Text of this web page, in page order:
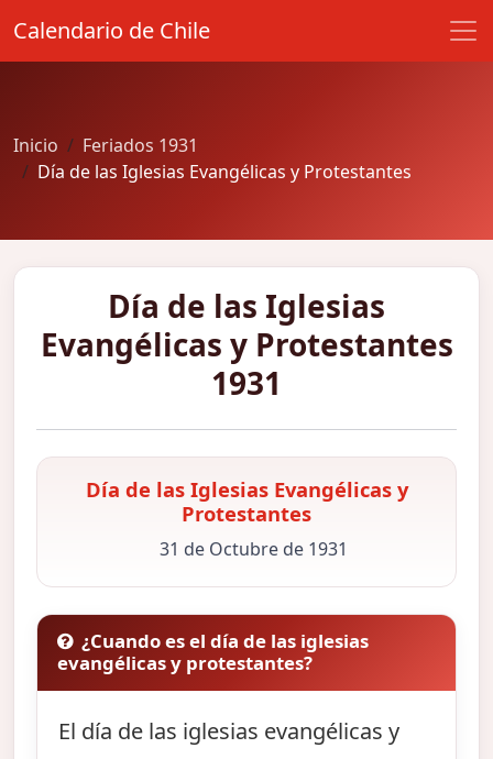
Calendario de Chile
Inicio
Feriados 1931
Día de las Iglesias Evangélicas y Protestantes
Día de las Iglesias
Evangélicas y Protestantes
1931
Día de las Iglesias Evangélicas y
Protestantes
31 de Octubre de 1931
¿Cuando es el día de las iglesias
evangélicas y protestantes?
El día de las iglesias evangélicas y